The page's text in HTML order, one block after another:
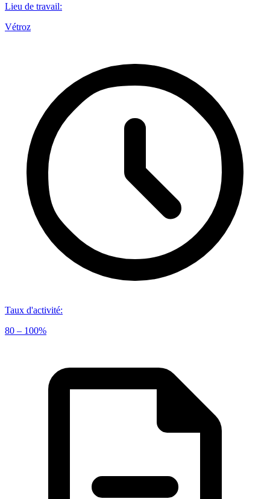
Lieu de travail:
Vétroz
Taux d'activité:
80 – 100%